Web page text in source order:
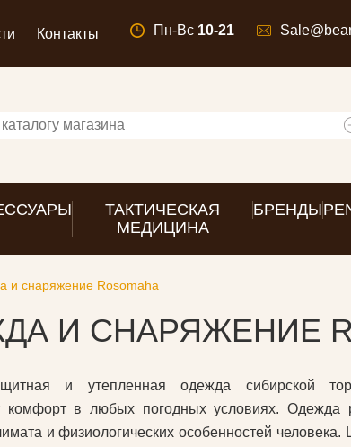
Контакты Пн-Вс 10-21
ТАКТИЧЕСКАЯ
МЕДИЦИНА
БРЕНДЫ
и снаряжение Rosomaha
И СНАРЯЖЕНИЕ
и утепленная одежда сибирской
комфорт в любых погодных условиях. Одежда
и физиологических особенностей